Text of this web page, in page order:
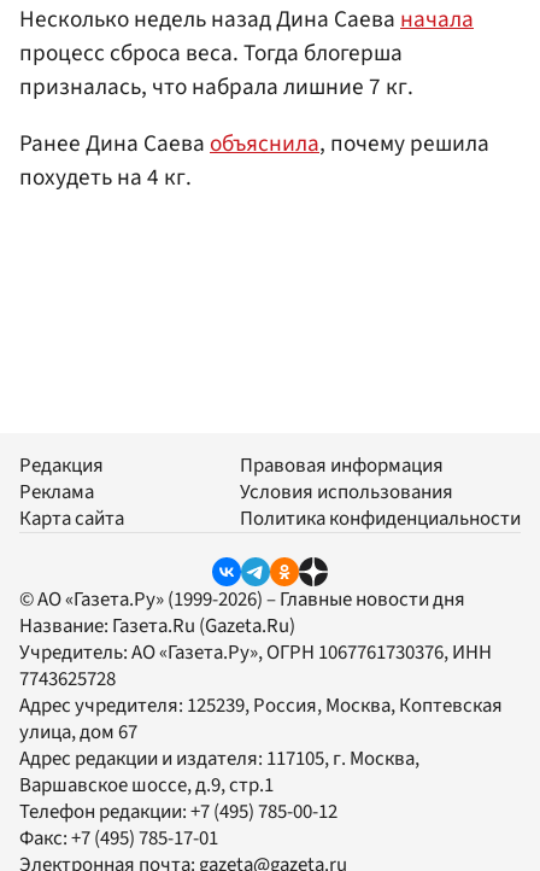
Несколько недель назад Дина Саеваначала
процесс сброса веса. Тогда блогерша
призналась, что набрала лишние 7 кг.
Ранее Дина Саеваобъяснила, почему решила
похудеть на 4 кг.
Редакция
Реклама
Карта сайта
Правовая информация
Условия использования
Политика конфиденциальности
© АО «Газета.Ру» (1999-2026) – Главные новости дня
Название: Газета.Ru (Gazeta.Ru)
Учредитель:АО «Газета.Ру», ОГРН 1067761730376, ИНН
7743625728
Адрес учредителя: 125239, Россия, Москва, Коптевская
улица, дом 67
Адрес редакции и издателя: 117105, г. Москва,
Варшавское шоссе, д.9, стр.1
Телефон редакции:+7 (495) 785-00-12
Факс:+7 (495) 785-17-01
Электронная почта: gazeta@gazeta.ru